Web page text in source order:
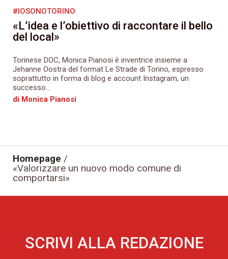
#IOSONOTORINO
«L’idea e l’obiettivo di raccontare il bello
del local»
Torinese DOC, Monica Pianosi è inventrice insieme a
Jehanne Oostra del format Le Strade di Torino, espresso
soprattutto in forma di blog e account Instagram, un
successo...
di Monica Pianosi
Homepage /
«Valorizzare un nuovo modo comune di
comportarsi»
SCRIVI ALLA REDAZIONE